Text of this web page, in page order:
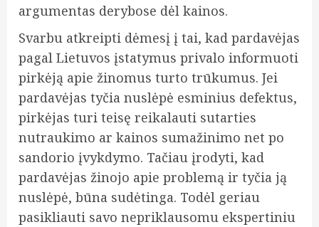
argumentas derybose dėl kainos.
Svarbu atkreipti dėmesį į tai, kad pardavėjas
pagal Lietuvos įstatymus privalo informuoti
pirkėją apie žinomus turto trūkumus. Jei
pardavėjas tyčia nuslėpė esminius defektus,
pirkėjas turi teisę reikalauti sutarties
nutraukimo ar kainos sumažinimo net po
sandorio įvykdymo. Tačiau įrodyti, kad
pardavėjas žinojo apie problemą ir tyčia ją
nuslėpė, būna sudėtinga. Todėl geriau
pasikliauti savo nepriklausomu ekspertiniu